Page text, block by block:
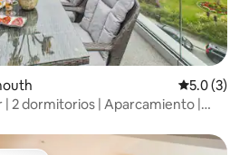
5.0 (3)
| 2 dormitorios | Aparcamiento |